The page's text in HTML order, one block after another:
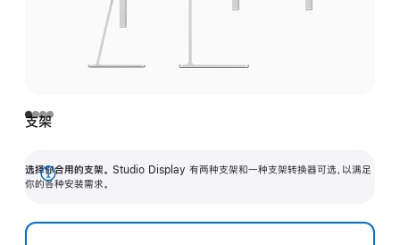
支架
选择你合用的支架。 Studio Display 有两种支架和一种支架转换器可选，以满足
你的各种安装需求。
展